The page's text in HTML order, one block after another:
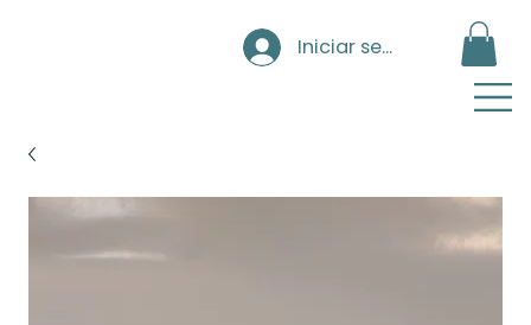
Iniciar sesión